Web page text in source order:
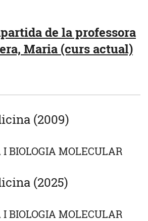
de la professora
Maria (curs actual)
(2009)
BIOLOGIA MOLECULAR
(2025)
BIOLOGIA MOLECULAR